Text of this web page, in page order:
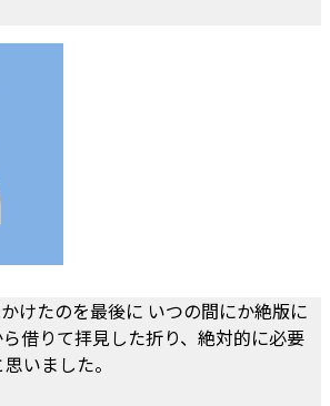
けたのを最後に いつの間にか絶版に
借りて拝見した折り、絶対的に必要
いました。